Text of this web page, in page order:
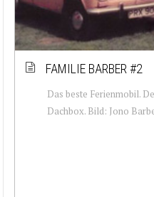
FAMILIE BARBER #2
Das beste Ferienmobil.
Dachbox. Bild: Jono